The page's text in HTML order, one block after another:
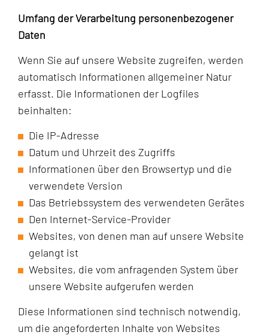
Umfang der Verarbeitung personenbezogener
Daten
Wenn Sie auf unsere Website zugreifen, werden
automatisch Informationen allgemeiner Natur
erfasst. Die Informationen der Logfiles
beinhalten:
Die IP-Adresse
Datum und Uhrzeit des Zugriffs
Informationen über den Browsertyp und die
verwendete Version
Das Betriebssystem des verwendeten Gerätes
Den Internet-Service-Provider
Websites, von denen man auf unsere Website
gelangt ist
Websites, die vom anfragenden System über
unsere Website aufgerufen werden
Diese Informationen sind technisch notwendig,
um die angeforderten Inhalte von Websites